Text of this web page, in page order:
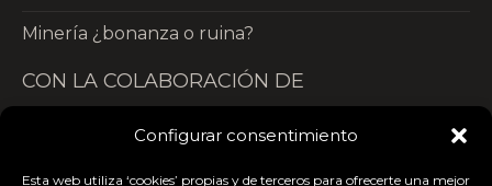
Configurar consentimiento
Esta web utiliza ‘cookies’ propias y de terceros para ofrecerte una mejor
Minería ¿bonanza o ruina?
CON LA COLABORACIÓN DE